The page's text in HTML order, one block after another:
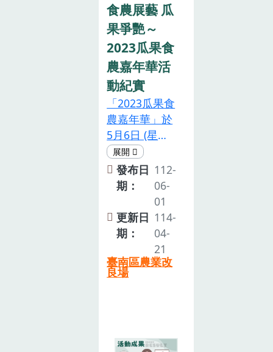
藉此認識從產
地到餐桌、從
生產端到消費
端等相關知
識，培養正確
的飲食習慣，
進而增進對國
產農產品、飲
食文化的信賴
與支持，並創
新臺灣農業多
元價值。然
而，「食」與
「農」究竟如
何連結？如何
向下紮根？配
合農委會「食
農教育宣導計
區食農教育宣
食農展藝 瓜
果爭艷～
2023瓜果食
農嘉年華活
動紀實
「2023瓜果食
農嘉年華」於
5月6日 (星期
六)，以「食農
展藝 瓜果爭
豔」 為主題，
活動由甫獲
「臺南市樂齡
活動秀」第一
名的山上區農
會創新高齡班
「山頂ㄟ水姑
精采演出獲得
發布日
期：
112-
06-
01
更新日
期：
114-
04-
21
臺南區農業改
良場